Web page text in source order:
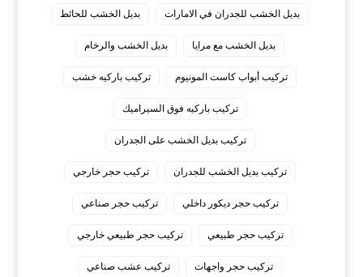
بديل الخشب للجدران في الامارات بديل الخشب للحائط
بديل الخشب مع مرايا بديل الخشب والرخام
تركيب أبواب كاست المونيوم تركيب باركيه خشب
تركيب باركيه فوق السيراميك
تركيب بديل الخشب على الجدران
تركيب بديل الخشب للجدران تركيب حجر خارجي
تركيب حجر ديكور داخلي تركيب حجر صناعي
تركيب حجر طبيعي تركيب حجر طبيعي خارجي
تركيب حجر واجهات تركيب عشب صناعي